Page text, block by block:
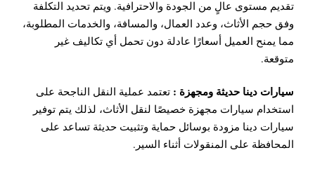
تقديم مستوى عالٍ من الجودة والاحترافية. ويتم تحديد التكلفة
وفق حجم الأثاث، وعدد العمال، والمسافة، والخدمات المطلوبة،
مما يمنح العميل أسعارًا عادلة دون تحمل أي تكاليف غير
متوقعة.
سيارات دينا حديثة ومجهزة : تعتمد عملية النقل الناجحة على
استخدام سيارات مجهزة خصيصًا لنقل الأثاث، لذلك يتم توفير
سيارات دينا مزودة بوسائل حماية وتثبيت حديثة تساعد على
المحافظة على المنقولات أثناء السير.